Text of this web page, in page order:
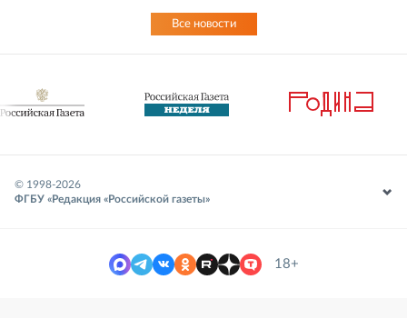
Все новости
© 1998-2026
ФГБУ «Редакция «Российской газеты»
18+